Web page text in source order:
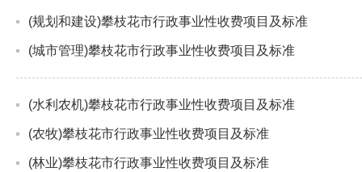
(规划和建设)攀枝花市行政事业性收费项目及标准
(城市管理)攀枝花市行政事业性收费项目及标准
(水利农机)攀枝花市行政事业性收费项目及标准
(农牧)攀枝花市行政事业性收费项目及标准
(林业)攀枝花市行政事业性收费项目及标准